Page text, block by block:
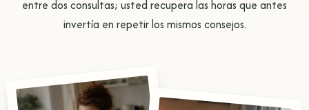
entre dos consultas; usted recupera las horas que antes
invertía en repetir los mismos consejos.